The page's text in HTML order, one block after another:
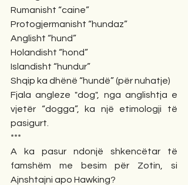
Rumanisht “caine”
Protogjermanisht “hundaz”
Anglisht “hund”
Holandisht “hond”
Islandisht “hundur”
Shqip ka dhënë “hundë” (për nuhatje)
Fjala angleze "dog", nga anglishtja e
vjetër “dogga”, ka një etimologji të
pasigurt.
***
A ka pasur ndonjë shkencëtar të
famshëm me besim për Zotin, si
Ajnshtajni apo Hawking?